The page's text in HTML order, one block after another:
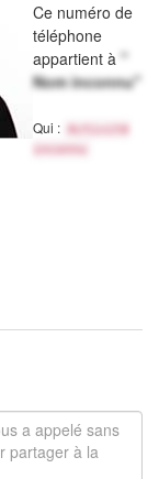
Ce numéro de
téléphone
appartient à "
Nom inconnu"
Qui :
Activité
inconnu